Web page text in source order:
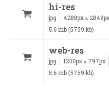
hi-res
jpg 4288px x
5.6 mb (5759 kb)
web-res
jpg 1200px x 797px
5.6 mb (5759 kb)